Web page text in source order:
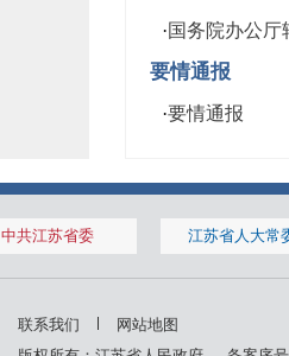
·国务院办公
要情通报
·要情通报
中共江苏省委 江苏省人大常
联系我们
网站地图